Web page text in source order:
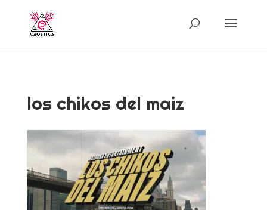
los chikos del maiz